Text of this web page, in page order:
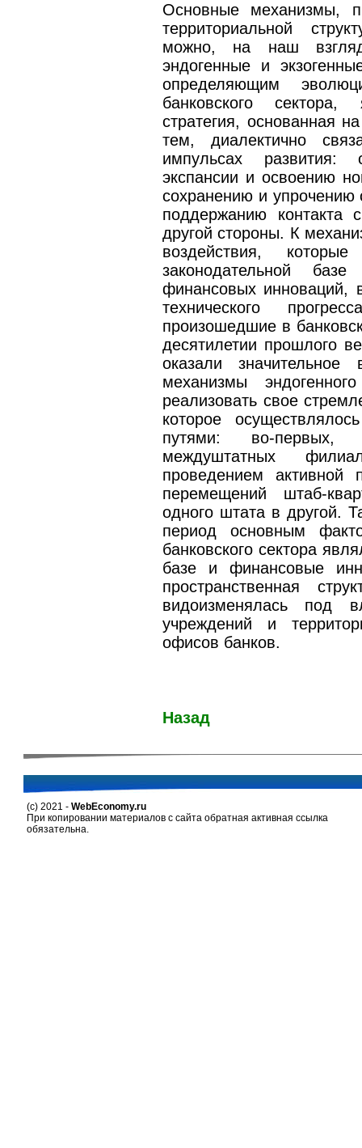
Основные механизмы,
территориальной
можно, на наш
эндогенные и
определяющим
банковского
стратегия, основанная
тем, диалектично
импульсах развития:
экспансии и освоению
сохранению и упрочению
поддержанию контакта
другой стороны. К
воздействия,
законодательной
финансовых инноваций,
технического
произошедшие в
десятилетии прошлого
оказали
механизмы
реализовать свое
которое
путями: во-первых,
междуштатных
проведением активной
перемещений штаб-
одного штата в другой.
период основным
банковского сектора
базе и финансовые
пространственная
видоизменялась под
учреждений и
офисов банков.
Назад
(c) 2021 - WebEconomy.ru
При копировании материалов с сайта обратная активная ссылка
обязательна.